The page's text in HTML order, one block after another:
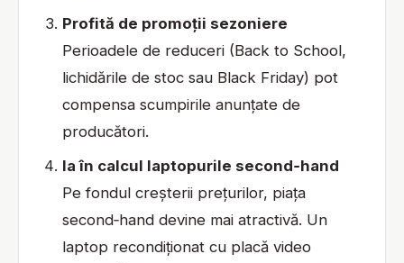
Profită de promoții sezoniere
Perioadele de reduceri (Back to School,
lichidările de stoc sau Black Friday) pot
compensa scumpirile anunțate de
producători.
Ia în calcul laptopurile second‑hand
Pe fondul creșterii prețurilor, piața
second‑hand devine mai atractivă. Un
laptop recondiționat cu placă video